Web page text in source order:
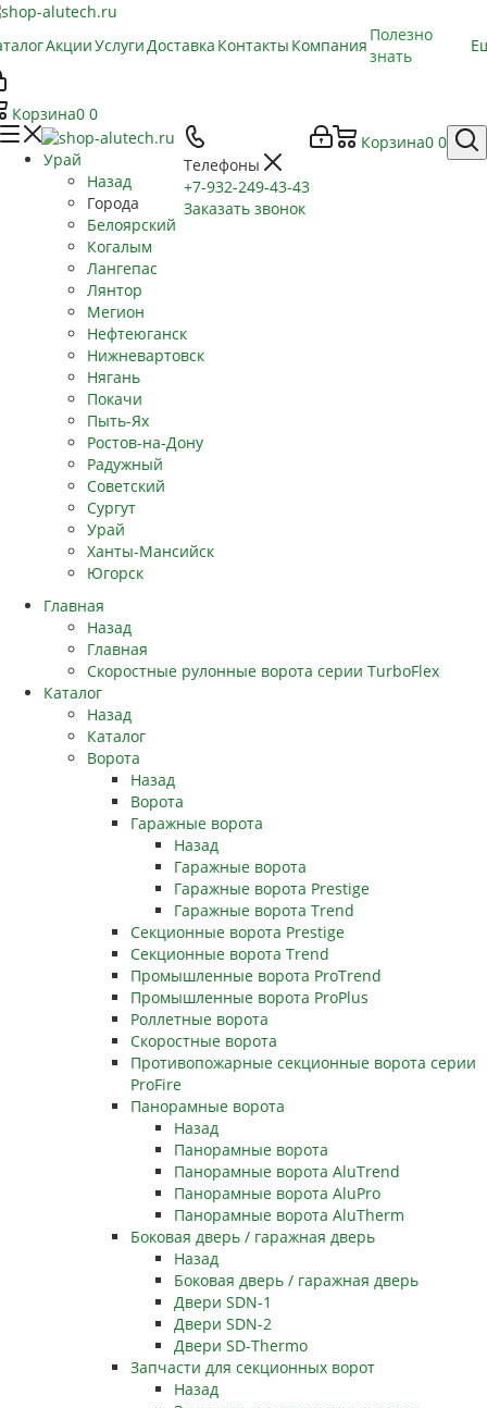
АкцииУслугиДоставка Контакты Компания
Полезно
знать
Корзина0 0
Корзина0 0
Телефоны
+7-932-249-43-43
Заказать звонок
Урай
Назад
Города
Белоярский
Когалым
Лангепас
Лянтор
Мегион
Нефтеюганск
Нижневартовск
Нягань
Покачи
Пыть-Ях
Рoстов-на-Дону
Радужный
Советский
Сургут
Урай
Ханты-Мансийск
Югорск
Главная
Назад
Главная
Скоростные рулонные ворота серии TurboFlex
Каталог
Назад
Каталог
Ворота
Назад
Ворота
Гаражные ворота
Назад
Гаражные ворота
Гаражные ворота Prestige
Гаражные ворота Trend
Секционные ворота Prestige
Секционные ворота Trend
Промышленные ворота ProTrend
Промышленные ворота ProPlus
Роллетные ворота
Скоростные ворота
Противопожарные секционные ворота серии
ProFire
Панорамные ворота
Назад
Панорамные ворота
Панорамные ворота AluTrend
Панорамные ворота AluPro
Панорамные ворота AluTherm
Боковая дверь / гаражная дверь
Назад
Боковая дверь / гаражная дверь
Двери SDN-1
Двери SDN-2
Двери SD-Thermo
Запчасти для секционных ворот
Назад